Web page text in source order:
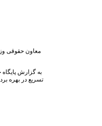
تسریع در بهره